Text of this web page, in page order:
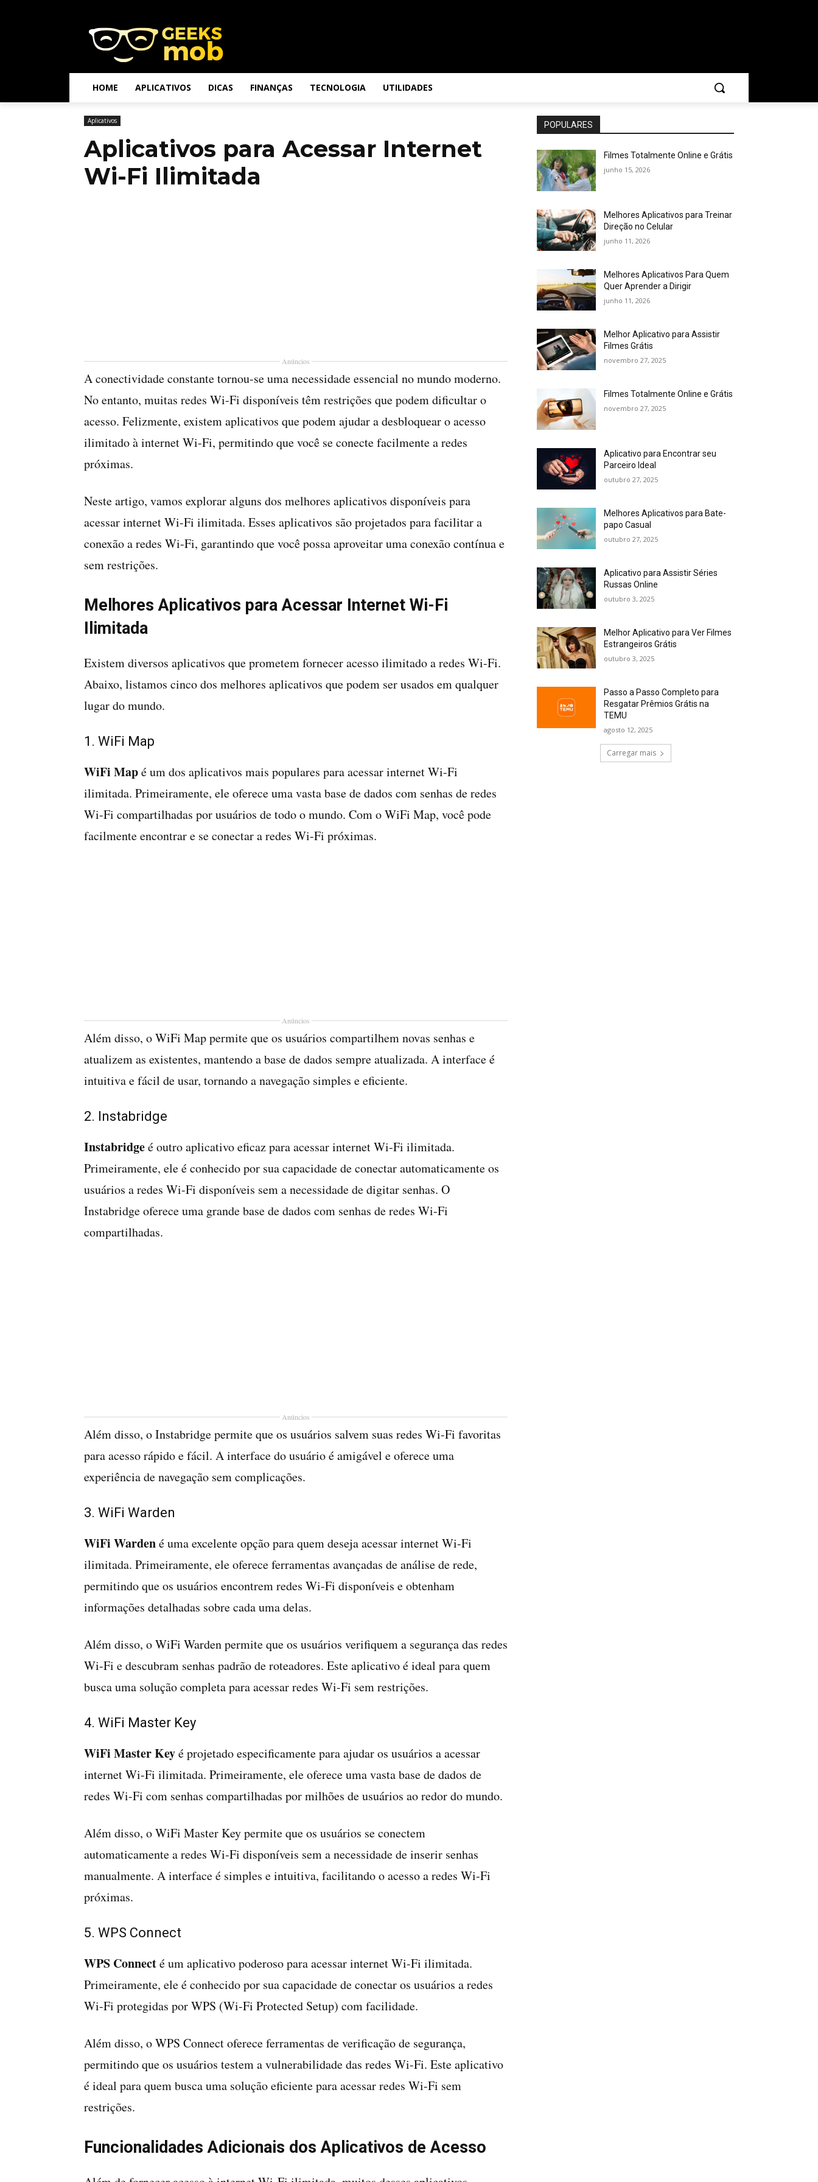
HOME APLICATIVOS DICAS FINANÇAS TECNOLOGIA UTILIDADES
Aplicativos
Aplicativos para Acessar Internet
Wi-Fi Ilimitada
Anúncios
A conectividade constante tornou-se uma necessidade essencial no mundo moderno.
No entanto, muitas redes Wi-Fi disponíveis têm restrições que podem dificultar o
acesso. Felizmente, existem aplicativos que podem ajudar a desbloquear o acesso
ilimitado à internet Wi-Fi, permitindo que você se conecte facilmente a redes
próximas.
Neste artigo, vamos explorar alguns dos melhores aplicativos disponíveis para
acessar internet Wi-Fi ilimitada. Esses aplicativos são projetados para facilitar a
conexão a redes Wi-Fi, garantindo que você possa aproveitar uma conexão contínua e
sem restrições.
Melhores Aplicativos para Acessar Internet Wi-Fi
Ilimitada
Existem diversos aplicativos que prometem fornecer acesso ilimitado a redes Wi-Fi.
Abaixo, listamos cinco dos melhores aplicativos que podem ser usados em qualquer
lugar do mundo.
1. WiFi Map
WiFi Mapé um dos aplicativos mais populares para acessar internet Wi-Fi
ilimitada. Primeiramente, ele oferece uma vasta base de dados com senhas de redes
Wi-Fi compartilhadas por usuários de todo o mundo. Com o WiFi Map, você pode
facilmente encontrar e se conectar a redes Wi-Fi próximas.
Anúncios
Além disso, o WiFi Map permite que os usuários compartilhem novas senhas e
atualizem as existentes, mantendo a base de dados sempre atualizada. A interface é
intuitiva e fácil de usar, tornando a navegação simples e eficiente.
2. Instabridge
Instabridgeé outro aplicativo eficaz para acessar internet Wi-Fi ilimitada.
Primeiramente, ele é conhecido por sua capacidade de conectar automaticamente os
usuários a redes Wi-Fi disponíveis sem a necessidade de digitar senhas. O
Instabridge oferece uma grande base de dados com senhas de redes Wi-Fi
compartilhadas.
Anúncios
Além disso, o Instabridge permite que os usuários salvem suas redes Wi-Fi favoritas
para acesso rápido e fácil. A interface do usuário é amigável e oferece uma
experiência de navegação sem complicações.
3. WiFi Warden
WiFi Wardené uma excelente opção para quem deseja acessar internet Wi-Fi
ilimitada. Primeiramente, ele oferece ferramentas avançadas de análise de rede,
permitindo que os usuários encontrem redes Wi-Fi disponíveis e obtenham
informações detalhadas sobre cada uma delas.
Além disso, o WiFi Warden permite que os usuários verifiquem a segurança das redes
Wi-Fi e descubram senhas padrão de roteadores. Este aplicativo é ideal para quem
busca uma solução completa para acessar redes Wi-Fi sem restrições.
4. WiFi Master Key
WiFi Master Keyé projetado especificamente para ajudar os usuários a acessar
internet Wi-Fi ilimitada. Primeiramente, ele oferece uma vasta base de dados de
redes Wi-Fi com senhas compartilhadas por milhões de usuários ao redor do mundo.
Além disso, o WiFi Master Key permite que os usuários se conectem
automaticamente a redes Wi-Fi disponíveis sem a necessidade de inserir senhas
manualmente. A interface é simples e intuitiva, facilitando o acesso a redes Wi-Fi
próximas.
5. WPS Connect
WPS Connecté um aplicativo poderoso para acessar internet Wi-Fi ilimitada.
Primeiramente, ele é conhecido por sua capacidade de conectar os usuários a redes
Wi-Fi protegidas por WPS (Wi-Fi Protected Setup) com facilidade.
Além disso, o WPS Connect oferece ferramentas de verificação de segurança,
permitindo que os usuários testem a vulnerabilidade das redes Wi-Fi. Este aplicativo
é ideal para quem busca uma solução eficiente para acessar redes Wi-Fi sem
restrições.
Funcionalidades Adicionais dos Aplicativos de Acesso
POPULARES
Filmes Totalmente Online e Grátis
junho 15, 2026
Melhores Aplicativos para Treinar
Direção no Celular
junho 11, 2026
Melhores Aplicativos Para Quem
Quer Aprender a Dirigir
junho 11, 2026
Melhor Aplicativo para Assistir
Filmes Grátis
novembro 27, 2025
Filmes Totalmente Online e Grátis
novembro 27, 2025
Aplicativo para Encontrar seu
Parceiro Ideal
outubro 27, 2025
Melhores Aplicativos para Bate-
papo Casual
outubro 27, 2025
Aplicativo para Assistir Séries
Russas Online
outubro 3, 2025
Melhor Aplicativo para Ver Filmes
Estrangeiros Grátis
outubro 3, 2025
Passo a Passo Completo para
Resgatar Prêmios Grátis na
TEMU
agosto 12, 2025
Carregar mais